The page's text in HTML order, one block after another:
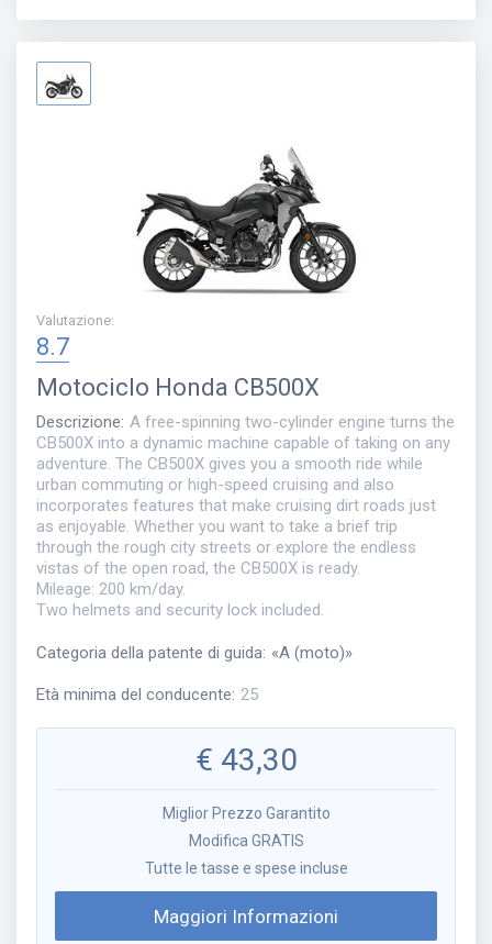
Valutazione:
8.7
Motociclo Honda CB500X
Descrizione: A free-spinning two-cylinder engine turns the
CB500X into a dynamic machine capable of taking on any
adventure. The CB500X gives you a smooth ride while
urban commuting or high-speed cruising and also
incorporates features that make cruising dirt roads just
as enjoyable. Whether you want to take a brief trip
through the rough city streets or explore the endless
vistas of the open road, the CB500X is ready.
Mileage: 200 km/day.
Two helmets and security lock included.
Categoria della patente di guida: «A (moto)»
Età minima del conducente: 25
€ 43,30
Miglior Prezzo Garantito
Modifica GRATIS
Tutte le tasse e spese incluse
Maggiori Informazioni